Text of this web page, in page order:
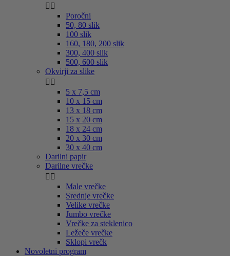
 
Poročni
50, 80 slik
100 slik
160, 180, 200 slik
300, 400 slik
500, 600 slik
Okvirji za slike
 
5 x 7,5 cm
10 x 15 cm
13 x 18 cm
15 x 20 cm
18 x 24 cm
20 x 30 cm
30 x 40 cm
Darilni papir
Darilne vrečke
 
Male vrečke
Srednje vrečke
Velike vrečke
Jumbo vrečke
Vrečke za steklenico
Ležeče vrečke
Sklopi vrečk
Novoletni program